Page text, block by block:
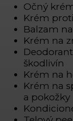
Očný
Krém
Balzam
Krém na
škodlivín
Krém na
Krém na
a pokožky